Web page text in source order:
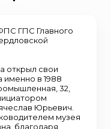
ГПС Главного
открыл свои
именно в 1988
32,
Юрьевич.
музея
благодаря